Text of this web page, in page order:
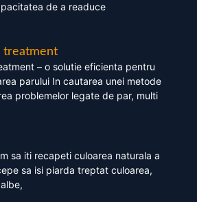
de a readuce
treatment
– o solutie eficienta pentru
parului In cautarea unei metode
problemelor legate de par, multi
sa iti recapeti culoarea naturala a
sa isi piarda treptat culoarea,